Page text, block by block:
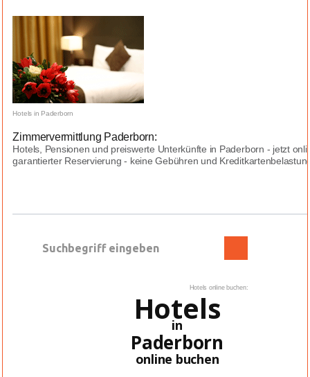
Hotels in Paderborn
Zimmervermittlung Paderborn:
Hotels, Pensionen und preiswerte Unterkünfte in Paderborn - jetzt
garantierter Reservierung - keine Gebühren und
Hotels online buchen:
Hotels
in
Paderborn
online buchen